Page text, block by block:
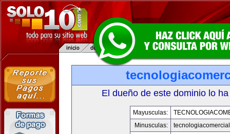
El dueño de este dominio lo
Mayusculas:
Minusculas: